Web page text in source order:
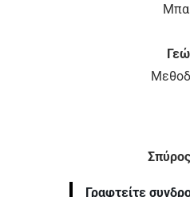
Γραφτείτε